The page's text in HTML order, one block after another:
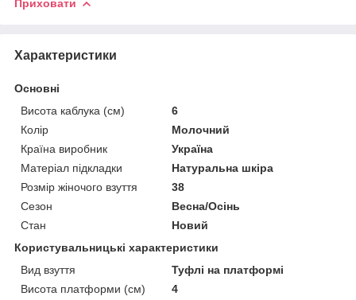
Приховати
Характеристики
Основні
Висота каблука (см)
6
Колір
Молочний
Країна виробник
Україна
Матеріал підкладки
Натуральна шкіра
Розмір жіночого взуття
38
Сезон
Весна/Осінь
Стан
Новий
Користувальницькі характеристики
Вид взуття
Туфлі на платформі
Висота платформи (см)
4